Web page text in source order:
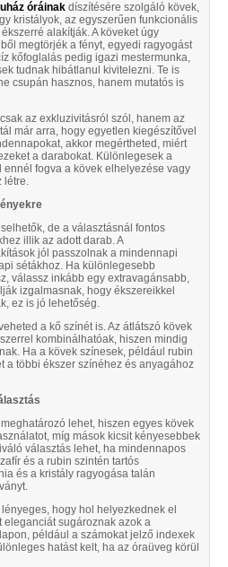
óráinak díszítésére szolgáló kövek,
kristályok, az egyszerűen funkcionális
alakítják. A köveket úgy
megtörjék a fényt, egyedi ragyogást
kőfoglalás pedig igazi mestermunka,
tudnak hibátlanul kivitelezni. Te is
csupán hasznos, hanem mutatós is
az exkluzivitásról szól, hanem az
már arra, hogy egyetlen kiegészítővel
akkor megértheted, miért
a darabokat. Különlegesek a
ennél fogva a kövek elhelyezése vagy
létre.
de a választásnál fontos
illik az adott darab. A
jól passzolnak a mindennapi
sétákhoz. Ha különlegesebb
válassz inkább egy extravagánsabb,
izgalmasnak, hogy ékszereikkel
ez is jó lehetőség.
a kő színét is. Az átlátszó kövek
kombinálhatóak, hiszen mindig
Ha a kövek színesek, például rubin
a többi ékszer színéhez és anyagához
lehet, hiszen egyes kövek
míg mások kicsit kényesebbek
választás lehet, ha mindennapos
és a rubin szintén tartós
és a kristály ragyogása talán
hogy hol helyezkednek el
eleganciát sugároznak azok a
például a számokat jelző indexek
hatást kelt, ha az óraüveg körül